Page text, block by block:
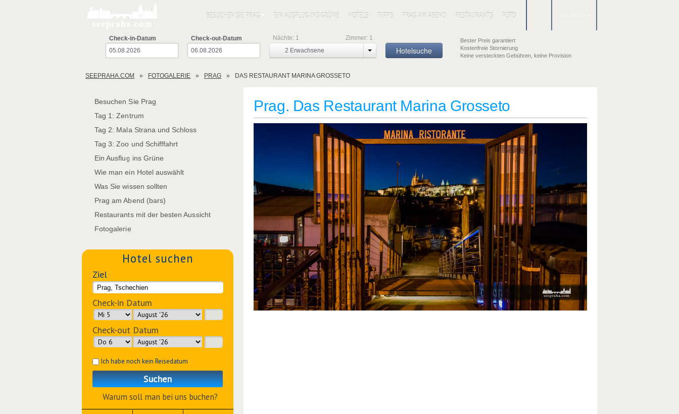
BESUCHEN SIE PRAG EIN AUSFLUG INS GRÜNE HOTELS TIPPS PRAG AM ABEND RESTAURANTS FOTO
Check-in-Datum
Check-out-Datum
2 Erwachsene
Nächte: 1 Zimmer: 1
Hotelsuche
Bester Preis garantiert
Kostenfreie Stornierung
Keine versteckten Gebühren, keine Provision
SEEPRAHA.COM FOTOGALERIE PRAG DAS RESTAURANT MARINA GROSSETO
Prag. Das Restaurant Marina Grosseto
Besuchen Sie Prag
Tag 1: Zentrum
Tag 2: Mala Strana und Schloss
Tag 3: Zoo und Schifffahrt
Ein Ausflug ins Grüne
Wie man ein Hotel auswählt
Was Sie wissen sollten
Prag am Abend (bars)
Restaurants mit der besten Aussicht
Fotogalerie
Hotel suchen
Ziel
Check-in Datum
Check-out Datum
Ich habe noch kein Reisedatum
Suchen
Warum soll man bei uns buchen?